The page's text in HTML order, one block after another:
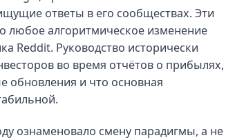
ответы в его сообществах. Эти
любое алгоритмическое изменение
Reddit. Руководство исторически
во время отчётов о прибылях,
и что основная
ознаменовало смену парадигмы, а не